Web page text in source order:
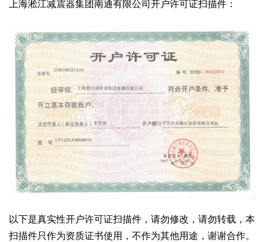
上海淞江减震器集团南通有限公司开户许可证扫描件：
以下是真实性开户许可证扫描件，请勿修改，请勿转载，本
扫描件只作为资质证书使用，不作为其他用途，谢谢合作。